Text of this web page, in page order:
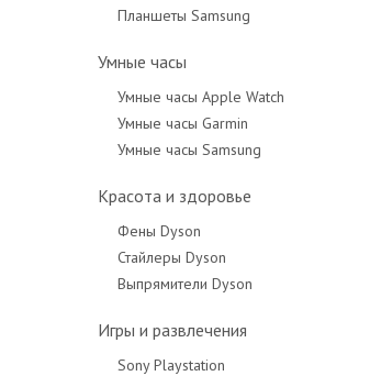
Планшеты Samsung
Умные часы
Умные часы Apple Watch
Умные часы Garmin
Умные часы Samsung
Красота и здоровье
Фены Dyson
Стайлеры Dyson
Выпрямители Dyson
Игры и развлечения
Sony Playstation